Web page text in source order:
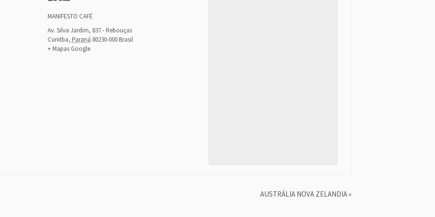
MANIFESTO CAFÉ
Av. Silva Jardim, 837 - Rebouças
Curiitba, Paraná 80230-000 Brasil
+ Mapas Google
AUSTRÁLIA NOVA ZELANDIA»